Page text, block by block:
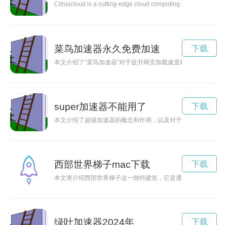
Citruscloud is a cutting-edge cloud computing solution that
菜鸟加速器永久免费加速
本文介绍了“菜鸟加速器”对于提升网页加载速度和优化用户体
下载
super加速器不能用了
本文介绍了超级加速器的概念和作用，以及对于科学研究和粒
下载
西部世界梯子mac下载
本文将介绍西部世界梯子这一独特建筑，它是通往无尽奇观和
下载
绿叶加速器2024年 下载